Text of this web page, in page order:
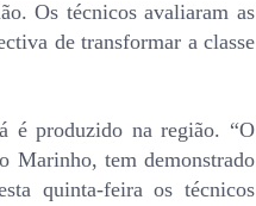
Os técnicos avaliaram as
de transformar a classe
é produzido na região. “O
Marinho, tem demonstrado
quinta-feira os técnicos